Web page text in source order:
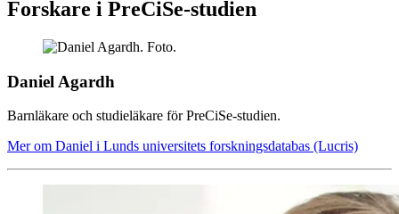
Forskare i PreCiSe-studien
Daniel Agardh
Barnläkare och studieläkare för PreCiSe-studien.
Mer om Daniel i Lunds universitets forskningsdatabas (Lucris)